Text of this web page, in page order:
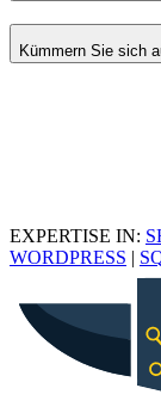
Kümmern Sie sich
EXPERTISE IN:
WORDPRESS |